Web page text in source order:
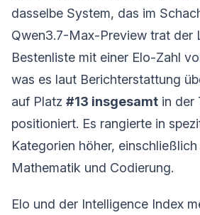
dasselbe System, das im
Qwen3.7-Max-Preview trat der
Bestenliste mit einer Elo-Zahl
was es laut Berichterstattung
auf Platz #13 insgesamt in der
positioniert. Es rangierte in
Kategorien höher,
Mathematik und Codierung.
Elo und der Intelligence Index